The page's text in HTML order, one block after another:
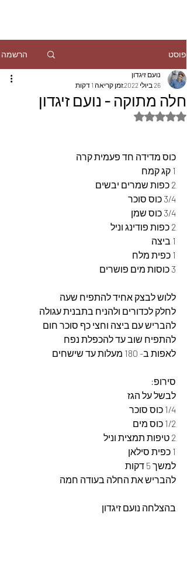
פוסט הרשמה
חלה מתוקה - נועם זיגדון
נועם זיגדון
26 ביולי 2022
זמן קריאה 1 דקות
דירוג של NaN מתוך 5 כוכבים
כוס מדידה חד פעמית קרה
1 קג קמח
2 כפות שמרים יבשים
3/4 כוס סוכר
3/4 כוס שמן
2 כפות פודינג וניל
1 ביצה
1 כפית מלח
3 כוסות מים פושרים
ללוש לבצק אחיד להתפיח שעה
לחלק לכדורים ולהניח בתבנית עגולה
להבריש עם ביצה וחצי כף סוכר חום
להתפיח שוב עד להכפלת נפח
לאפות ב- 180 מעלות עד שישחים
סירופ:
לבשל על הגז
1/4 כוס סוכר
1/2 כוס מים
2 טיפות תמצית וניל
1 כפית סילאן
למשך 5 דקות
להבריש את החלה בעודה חמה
בהצלחה נועם זיגדון